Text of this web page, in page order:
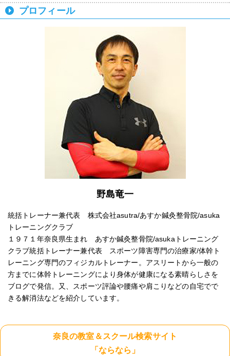
プロフィール
野島竜一
統括トレーナー兼代表 株式会社asutra/あすか鍼灸整骨院/asuka
トレーニングクラブ
１９７１年奈良県生まれ あすか鍼灸整骨院/asukaトレーニング
クラブ統括トレーナー兼代表 スポーツ障害専門の治療家/体幹ト
レーニング専門のフィジカルトレーナー。アスリートから一般の
方までに体幹トレーニングにより身体が健康になる素晴らしさを
ブログで発信。又、スポーツ評論や腰痛や肩こりなどの自宅でで
きる解消法などを紹介しています。
奈良の教室＆スクール検索サイト
「ならなら」